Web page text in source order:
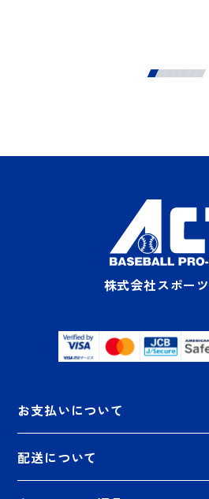
株式会社スポー
お支払いについて
配送について